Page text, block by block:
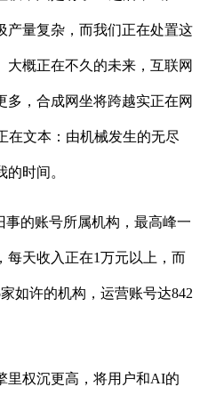
产量复杂，而我们正在处置这
概正在不久的未来，互联网
多，合成网坐将跨越实正在网
在文本：由机械发生的无尽
时间。
的账号所属机构，最高峰一
每天收入正在1万元以上，而
如许的机构，运营账号达842
权沉更高，将用户和AI的